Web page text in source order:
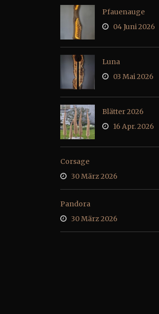
Pfauenauge
04 Juni 2026
Luna
03 Mai 2026
Blätter 2026
16 Apr. 2026
Corsage
30 März 2026
Pandora
30 März 2026